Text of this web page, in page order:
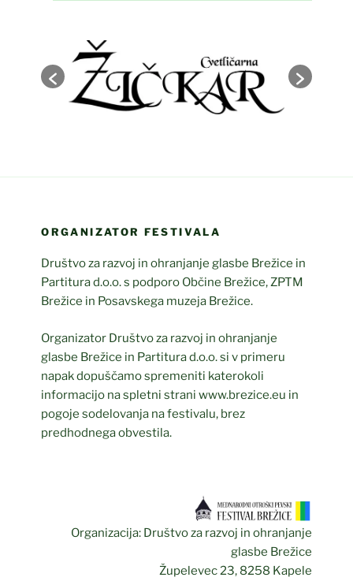
ORGANIZATOR FESTIVALA
Društvo za razvoj in ohranjanje glasbe Brežice in
Partitura d.o.o. s podporo Občine Brežice, ZPTM
Brežice in Posavskega muzeja Brežice.
Organizator Društvo za razvoj in ohranjanje
glasbe Brežice in Partitura d.o.o. si v primeru
napak dopuščamo spremeniti katerokoli
informacijo na spletni strani www.brezice.eu in
pogoje sodelovanja na festivalu, brez
predhodnega obvestila.
Organizacija: Društvo za razvoj in ohranjanje
glasbe Brežice
Župelevec 23, 8258 Kapele